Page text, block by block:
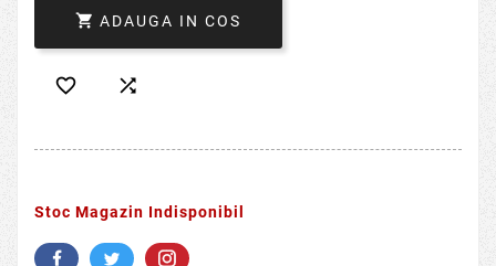
 ADAUGA IN COS
 
Stoc Magazin Indisponibil